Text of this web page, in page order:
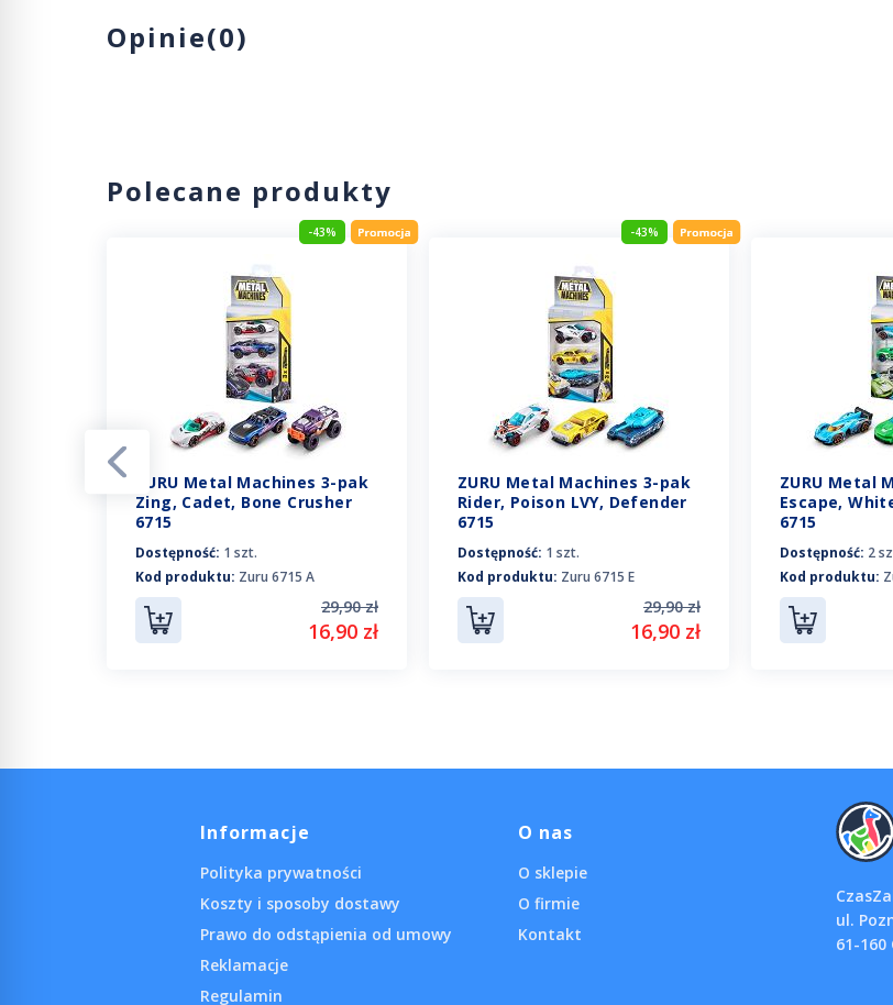
Opinie(0)
Polecane produkty
-43%
ZURU Metal Machines 3-pak
Zing, Cadet, Bone Crusher
6715
Dostępność: 1 szt.
Kod produktu: Zuru 6715 A
29,90 zł
16,90 zł
-43%
ZURU Metal Machines 3-pak
Rider, Poison LVY, Defender
6715
Dostępność: 1 szt.
Kod produktu: Zuru 6715 E
29,90 zł
16,90 zł
ZURU Metal
Escape,
6715
Dostępność: 2
Kod produktu:
Informacje
Polityka prywatności
Koszty i sposoby dostawy
Prawo do odstąpienia od umowy
Reklamacje
Regulamin
O nas
O sklepie
O firmie
Kontakt
ul.
61-160